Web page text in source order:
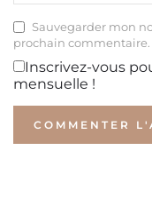
Sauvegarder mon
prochain commentaire.
Inscrivez-vous
mensuelle !